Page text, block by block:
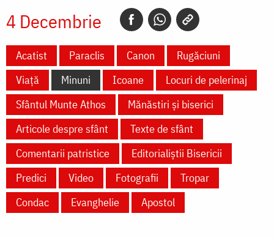
4 Decembrie
Acatist Paraclis Canon
Rugăciuni
Viață
Minuni Icoane
Locuri de pelerinaj
Sfântul Munte Athos
Mănăstiri și biserici
Articole despre sfânt
Texte de sfânt
Comentarii patristice
Editorialiștii Bisericii
Predici
Video Fotografii
Tropar
Condac
Evanghelie Apostol